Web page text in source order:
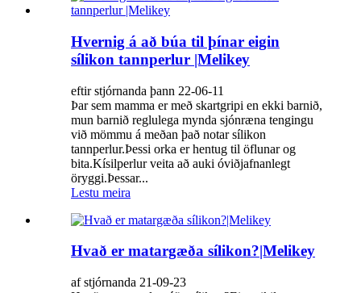
Hvernig á að búa til þínar eigin
sílikon tannperlur |Melikey
eftir stjórnanda þann 22-06-11
Þar sem mamma er með skartgripi en ekki barnið,
mun barnið reglulega mynda sjónræna tengingu
við mömmu á meðan það notar sílikon
tannperlur.Þessi orka er hentug til öflunar og
bita.Kísilperlur veita að auki óviðjafnanlegt
öryggi.Þessar...
Lestu meira
Hvað er matargæða sílikon?|Melikey
af stjórnanda 21-09-23